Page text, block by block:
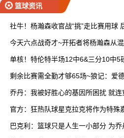
篮球资讯
社牛！杨瀚森收官战“挑”走比赛用球
今天六点战奇才~开拓者将杨瀚森从
单核！特伦特半场12中6&三分10中5
剩余比赛需全勤才够65场~狼记：爱
乔丹：我被好胜心的基因所困扰 就连
官方：狂热队球星克拉克将作为特殊
巴克利：篮球只是人生一小部分 为乔